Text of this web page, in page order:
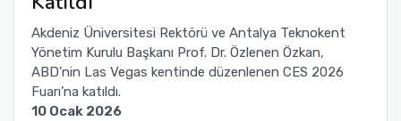
Akdeniz Üniversitesi Rektörü ve Antalya Teknokent
Yönetim Kurulu Başkanı Prof. Dr. Özlenen Özkan,
ABD’nin Las Vegas kentinde düzenlenen CES 2026
Fuarı’na katıldı.
10 Ocak 2026